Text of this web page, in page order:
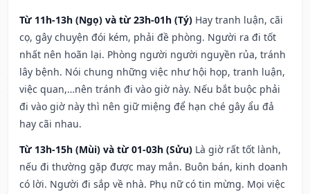
Từ 11h-13h (Ngọ) và từ 23h-01h (Tý) Hay tranh luận, cãi
cọ, gây chuyện đói kém, phải đề phòng. Người ra đi tốt
nhất nên hoãn lại. Phòng người người nguyền rủa, tránh
lây bệnh. Nói chung những việc như hội họp, tranh luận,
việc quan,…nên tránh đi vào giờ này. Nếu bắt buộc phải
đi vào giờ này thì nên giữ miệng để hạn ché gây ẩu đả
hay cãi nhau.
Từ 13h-15h (Mùi) và từ 01-03h (Sửu) Là giờ rất tốt lành,
nếu đi thường gặp được may mắn. Buôn bán, kinh doanh
có lời. Người đi sắp về nhà. Phụ nữ có tin mừng. Mọi việc